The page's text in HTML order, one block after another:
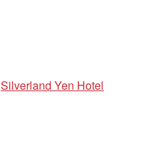
Silverland Yen Hotel